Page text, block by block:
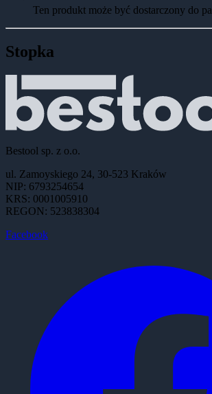
Ten produkt może być dostarczony do
Stopka
Bestool sp. z o.o.
ul. Zamoyskiego 24, 30-523 Kraków
NIP: 6793254654
KRS: 0001005910
REGON: 523838304
Facebook